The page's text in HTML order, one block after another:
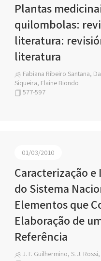
Plantas
quilombolas:
literatura:
literatura
Fabiana Ribeiro Santana,
Siqueira, Elaine Biondo
577-597
01/03/2010
Caracterização
do Sistema
Elementos que
Elaboração de
Referência
J. F. Guilhermino, S. J.